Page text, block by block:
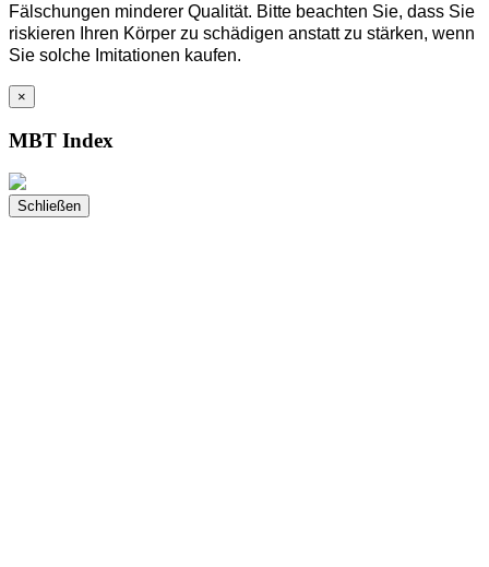
Fälschungen minderer Qualität. Bitte beachten Sie, dass Sie
riskieren Ihren Körper zu schädigen anstatt zu stärken, wenn
Sie solche Imitationen kaufen.
×
MBT Index
Schließen